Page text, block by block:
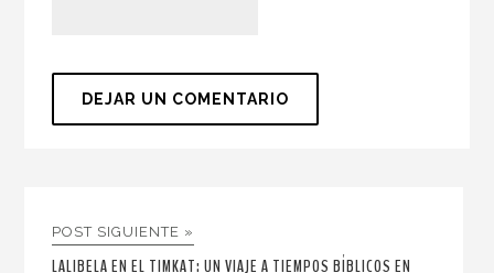
POST SIGUIENTE »
LALIBELA EN EL TIMKAT: UN VIAJE A TIEMPOS BÍBLICOS EN